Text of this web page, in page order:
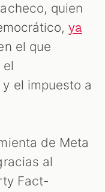
quien
ya
el que
el impuesto a
de Meta
al
Fact-